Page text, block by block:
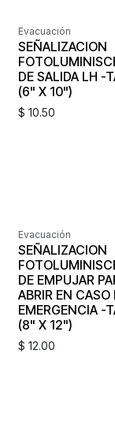
Evacuación
SEÑALIZACION
DE SALIDA LH -
(6" X 10")
$ 10.50
Evacuación
SEÑALIZACION
DE EMPUJAR
ABRIR EN CASO
EMERGENCIA -
(8" X 12")
$ 12.00